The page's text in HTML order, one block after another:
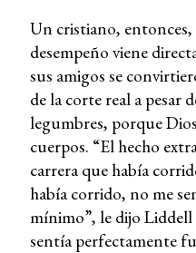
Un cristiano, entonces,
desempeño viene
sus amigos se
de la corte real a pesar
legumbres, porque
cuerpos. “El hecho
carrera que había
había corrido, no me
mínimo”, le dijo
sentía perfectamente